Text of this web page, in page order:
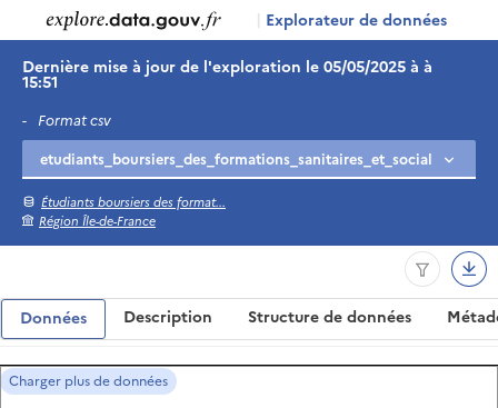
| Explorateur de données
Dernière mise à jour de l'exploration le 05/05/2025 à à
15:51
- Format csv
Étudiants boursiers des format...
Région Île-de-France
Données Description Structure de données
Charger plus de données